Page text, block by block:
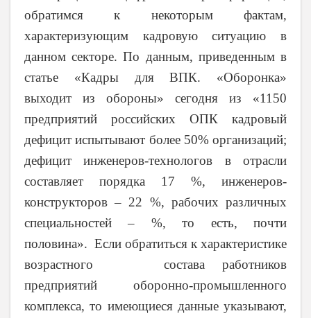
обратимся к некоторым фактам,
характеризующим кадровую ситуацию в
данном секторе. По данным, приведенным в
статье «Кадры для ВПК. «Оборонка»
выходит из обороны» сегодня из «1150
предприятий российских ОПК кадровый
дефицит испытывают более 50% организаций;
дефицит инженеров-технологов в отрасли
составляет порядка 17 %, инженеров-
конструкторов – 22 %, рабочих различных
специальностей – %, то есть, почти
половина». Если обратиться к характеристике
возрастного состава работников
предприятий оборонно-промышленного
комплекса, то имеющиеся данные указывают,